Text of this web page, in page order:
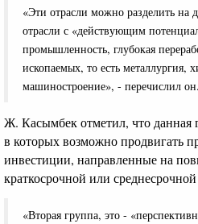
«Эти отрасли можно разделить на
отрасли с «действующим
промышленность, глубокая
ископаемых, то есть металлургия,
машиностроение», - перечислил он.
Ж. Касымбек отметил, что данная
в которых возможно продвигать
инвестиции, направленные на
краткосрочной или
«Вторая группа, это -